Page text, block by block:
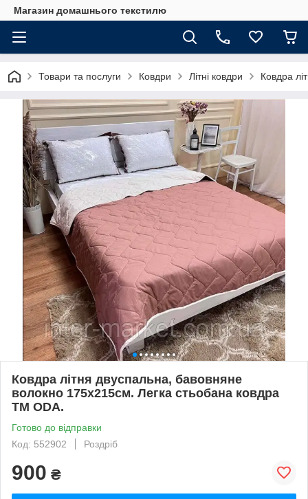
Магазин домашнього текстилю
Товари та послуги Ковдри Літні ковдри Ковдра
Ковдра літня двуспальна, бавовняне
волокно 175х215см. Легка стьобана ковдра
ТМ ODA.
Готово до відправки
Код: 552902
Роздріб
900 ₴